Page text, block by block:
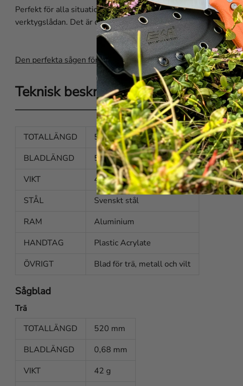
Perfekt för alla situationer – oavsett om du är på äventyr i
verktygslådan. Det är den perfekta följeslagaren för alla
Den perfekta sågen för jakt och friluftsliv – så här fungerar
Teknisk beskrivning
TOTALLÄNGD
530 mm
BLADLÄNGD
525 mm
VIKT
440 g
STÅL
Svenskt stål
RAM
Aluminium
HANDTAG
Plastic Acrylate
ÖVRIGT
Blad för trä, metall och vilt
Sågblad
Trä
TOTALLÄNGD
520 mm
BLADLÄNGD
0,68 mm
VIKT
42 g